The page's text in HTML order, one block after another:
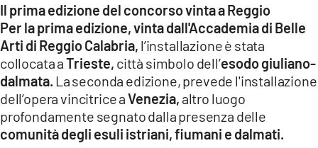
Il prima edizione del concorso vinta a Reggio
Per la prima edizione, vinta dall'Accademia di Belle
Arti di Reggio Calabria, l’installazione è stata
collocata aTrieste, città simbolo dell’esodo giuliano-
dalmata. La seconda edizione, prevede l'installazione
dell’opera vincitrice aVenezia, altro luogo
profondamente segnato dalla presenza delle
comunità degli esuli istriani, fiumani e dalmati.